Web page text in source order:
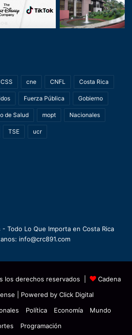
cne CNFL Costa Rica
Fuerza Pública Gobierno
de Salud mopt Nacionales
TSE ucr
- Todo Lo Que Importa en Costa Rica
info@crc891.com
los derechos reservados |
Cadena
| Powered by Click Digital
Política Economía
Mundo
Programación